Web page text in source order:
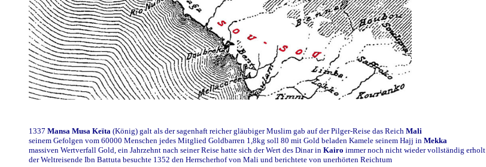
1337 Mansa Musa Keïta (König) galt als der sagenhaft reicher gläubiger Muslim gab auf der Pilger-Reise das Reich Mali
seinem Gefolgen vom 60000 Menschen jedes Mitglied Goldbarren 1,8kg soll 80 mit Gold beladen Kamele seinem Hajj in Mekka
massiven Wertverfall Gold, ein Jahrzehnt nach seiner Reise hatte sich der Wert des Dinar in Kairo immer noch nicht wieder vollständig erholt
der Weltreisende Ibn Battuta besuchte 1352 den Herrscherhof von Mali und berichtete von unerhörten Reichtum